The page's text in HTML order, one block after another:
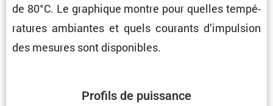
de 80°C. Le graphique montre pour quelles tempé­
ra­tures ambiantes et quels courants d’impul­sion
des mesures sont disponibles.
Profils de puissance